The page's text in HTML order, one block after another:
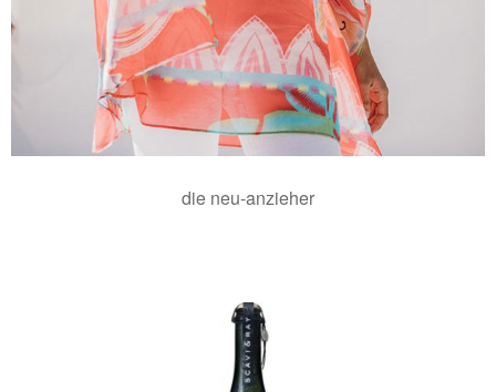
die neu-anzieher